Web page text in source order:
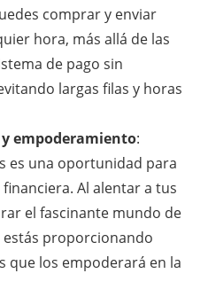
comprar y enviar
hora, más allá de las
de pago sin
largas filas y horas
empoderamiento:
es una oportunidad para
Al alentar a tus
el fascinante mundo de
proporcionando
que los empoderará en la